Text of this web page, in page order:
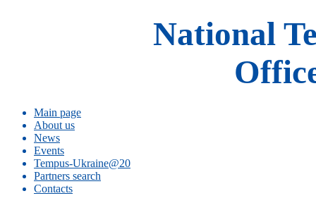
National
Main page
About us
News
Events
Tempus-Ukraine@20
Partners search
Contacts